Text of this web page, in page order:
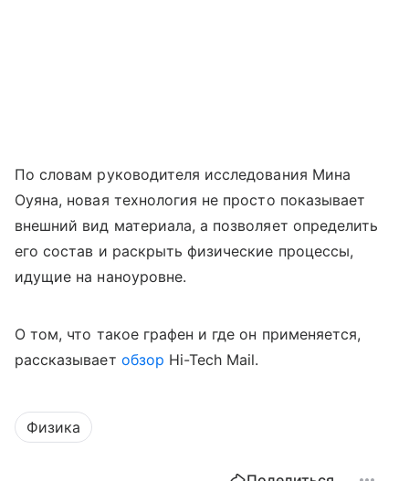
По словам руководителя исследования Мина
Оуяна, новая технология не просто показывает
внешний вид материала, а позволяет определить
его состав и раскрыть физические процессы,
идущие на наноуровне.
О том, что такое графен и где он применяется,
рассказывает обзор Hi-Tech Mail.
Физика